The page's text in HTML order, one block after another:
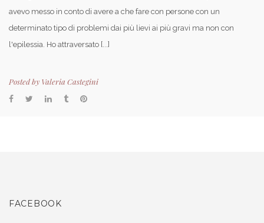
avevo messo in conto di avere a che fare con persone con un
determinato tipo di problemi dai più lievi ai più gravi ma non con
l'epilessia. Ho attraversato [...]
Posted by Valeria Castegini
FACEBOOK